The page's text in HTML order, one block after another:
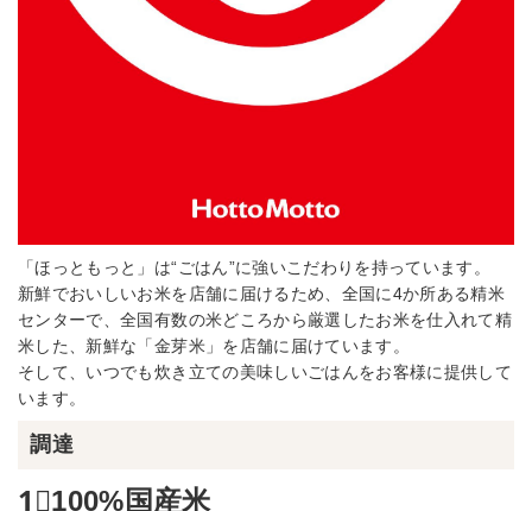
「ほっともっと」は“ごはん”に強いこだわりを持っています。
新鮮でおいしいお米を店舗に届けるため、全国に4か所ある精米
センターで、全国有数の米どころから厳選したお米を仕入れて精
米した、新鮮な「金芽米」を店舗に届けています。
そして、いつでも炊き立ての美味しいごはんをお客様に提供して
います。
調達
1⃣100%国産米